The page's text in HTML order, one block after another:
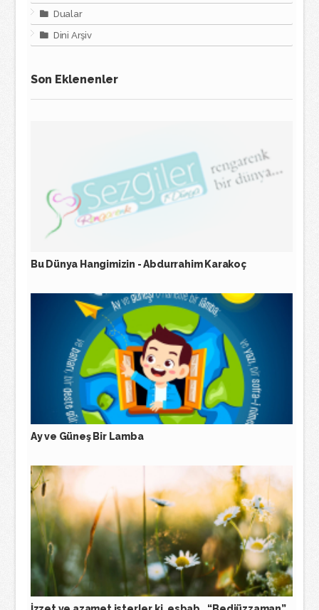
Dualar
Dini Arşiv
Son Eklenenler
Bu Dünya Hangimizin - Abdurrahim Karakoç
Ay ve Güneş Bir Lamba